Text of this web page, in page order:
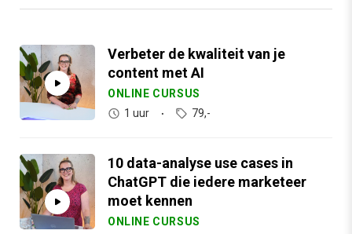
ONLINE CURSUS
Verbeter de kwaliteit van je
content met AI
1 uur 79,-
ONLINE CURSUS
10 data-analyse use cases in
ChatGPT die iedere marketeer
moet kennen